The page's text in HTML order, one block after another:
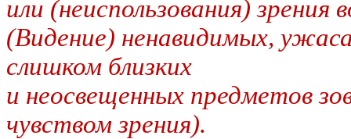
или (неиспользования) зрения
(Видение) ненавидимых,
слишком близких
и неосвещенных предметов
чувством зрения).